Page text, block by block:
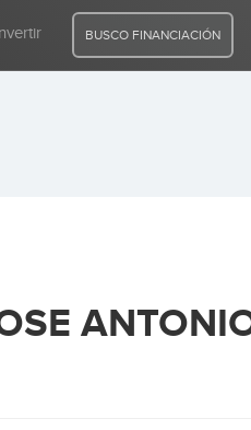
BUSCO FINANCIACIÓN